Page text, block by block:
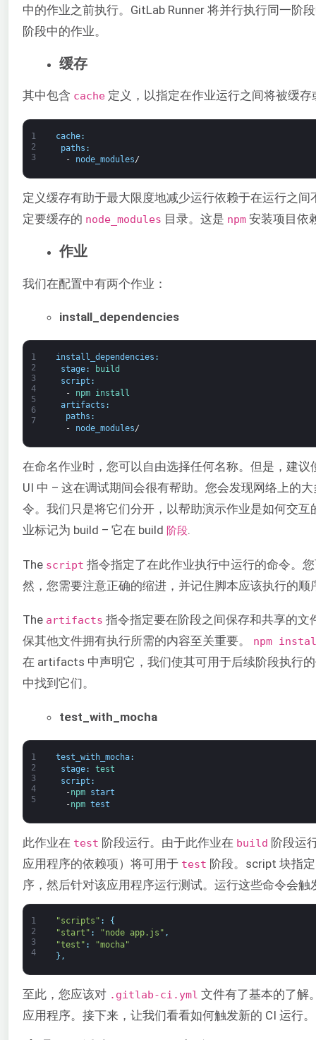
中的作业之前执行。GitLab Runner 将并行执行同一阶
阶段中的作业。
缓存
其中包含 cache 定义，以指定在作业运行之间将被缓
1
2
3
cache:
paths :
-
node_modules/
定义缓存有助于最大限度地减少运行依赖于在运行之
定要缓存的 node_modules 目录。这是 npm 安装项目依
作业
我们在配置中有两个作业：
install_dependencies
1
2
3
4
5
6
7
install_dependencies :
stage:
build
script :
-
npm install
artifacts :
paths :
-
node_modules/
在命名作业时，您可以自由选择任何名称。但是，建
UI 中 – 这在调试期间会很有帮助。您会发现网络上的
令。我们只是将它们分开，以帮助演示作业是如何交
业标记为 build – 它在 build 阶段.
The script 指令指定了在此作业执行中运行的命令。
然，您需要注意正确的缩进，并记住脚本应该执行的顺
The artifacts 指令指定要在阶段之间保存和共享的
保其他文件拥有执行所需的内容至关重要。
npm
在 artifacts 中声明它，我们使其可用于后续阶段执行
中找到它们。
test_with_mocha
1
2
3
4
5
test_with_mocha:
stage:
test
script :
-npm start
-npm test
此作业在 test 阶段运行。由于此作业在 build 阶段运
应用程序的依赖项）将可用于 test 阶段。script 块指
序，然后针对该应用程序运行测试。运行这些命令会触
1
2
3
4
"scripts" :
{
"start" : "node app.js" ,
"test" :
"mocha"
} ,
至此，您应该对 .gitlab-ci.yml 文件有了基本的了解
应用程序。接下来，让我们看看如何触发新的 CI 运行。